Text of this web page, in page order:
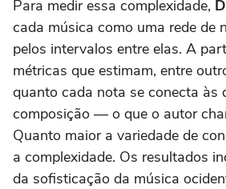
Para medir essa complexidade,
cada música como uma rede de
pelos intervalos entre elas. A
métricas que estimam, entre
quanto cada nota se conecta às
composição — o que o autor
Quanto maior a variedade de
a complexidade. Os resultados
da sofisticação da música